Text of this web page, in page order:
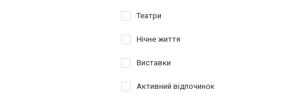
Театри
Нічне життя
Виставки
Активний відпочинок